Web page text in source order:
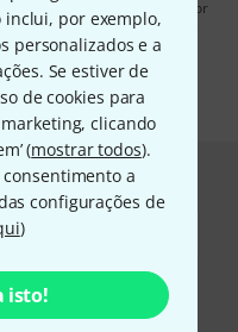
por exemplo,
personalizados e a
Se estiver de
de cookies para
clicando
(mostrar todos).
consentimento a
configurações de
)
isto!
em receber publicidade por
momento. Você pode
na nossadiretriz de
.
segura através de
Cartão de crédito.